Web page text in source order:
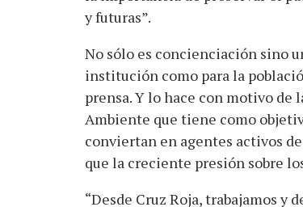
y futuras”.
No sólo es concienciación sino
institución como para la
prensa. Y lo hace con motivo
Ambiente que tiene como
conviertan en agentes activos
que la creciente presión sobre
“Desde Cruz Roja, trabajamos y